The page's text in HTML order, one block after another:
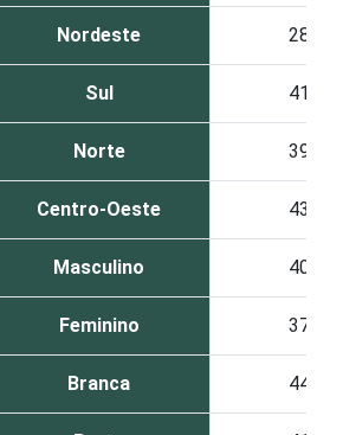
Nordeste 28
Sul 41
Norte 39
Centro-Oeste 43
Masculino 40
Feminino 37
Branca 44